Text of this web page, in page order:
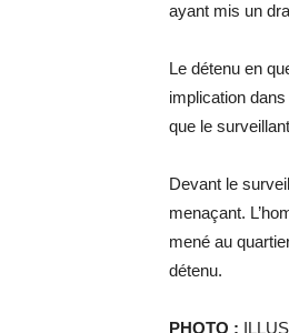
ayant mis un
Le détenu en
implication
que le
Devant le
menaçant.
mené au
détenu.
PHOTO :